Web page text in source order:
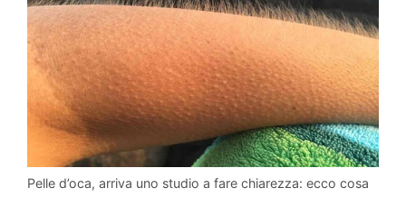
Pelle d’oca, arriva uno studio a fare chiarezza: ecco cosa